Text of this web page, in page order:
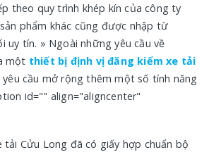
theo quy trình khép kín của công ty
phẩm khác cũng được nhập từ
uy tín. » Ngoài những yêu cầu về
một thiết bị định vị đăng kiểm xe tải
cầu mở rộng thêm một số tính năng
id="" align="aligncenter"